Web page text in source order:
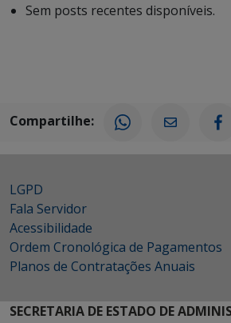
Sem posts recentes disponíveis.
Compartilhe:
LGPD
Fala Servidor
Acessibilidade
Ordem Cronológica de Pagamentos
Planos de Contratações Anuais
SECRETARIA DE ESTADO DE